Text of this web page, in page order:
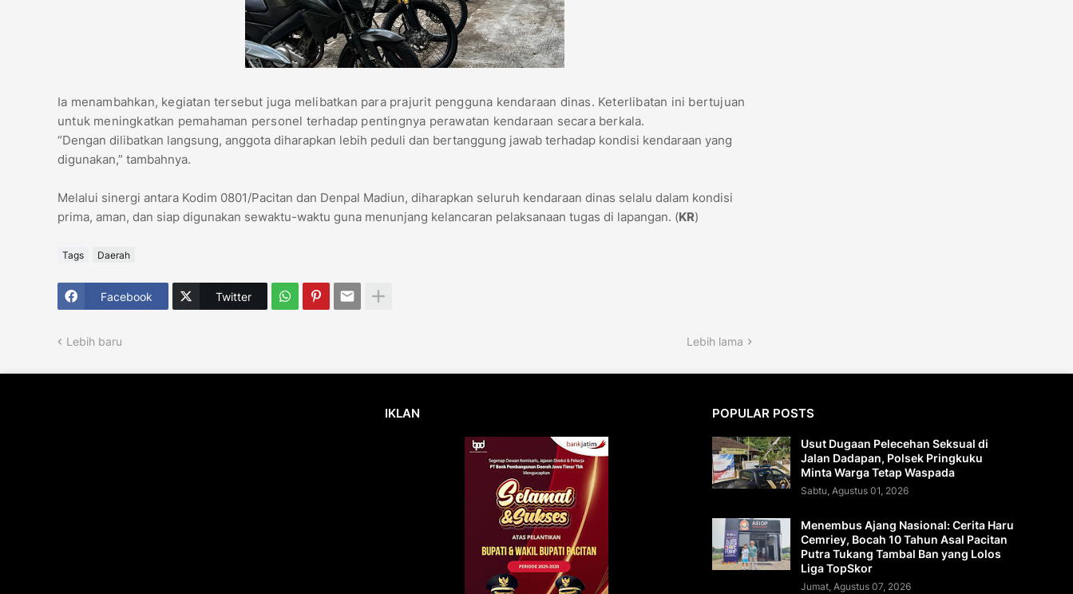
Ia menambahkan, kegiatan tersebut juga melibatkan para prajurit pengguna kendaraan dinas. Keterlibatan ini bertujuan
untuk meningkatkan pemahaman personel terhadap pentingnya perawatan kendaraan secara berkala.
“Dengan dilibatkan langsung, anggota diharapkan lebih peduli dan bertanggung jawab terhadap kondisi kendaraan yang
digunakan,” tambahnya.
Melalui sinergi antara Kodim 0801/Pacitan dan Denpal Madiun, diharapkan seluruh kendaraan dinas selalu dalam kondisi
prima, aman, dan siap digunakan sewaktu-waktu guna menunjang kelancaran pelaksanaan tugas di lapangan. (KR)
Tags Daerah
Facebook Twitter
Lebih baru Lebih lama
IKLAN POPULAR POSTS
Usut Dugaan Pelecehan Seksual di
Jalan Dadapan, Polsek Pringkuku
Minta Warga Tetap Waspada
Sabtu, Agustus 01, 2026
Menembus Ajang Nasional: Cerita Haru
Cemriey, Bocah 10 Tahun Asal Pacitan
Putra Tukang Tambal Ban yang Lolos
Liga TopSkor
Jumat, Agustus 07, 2026